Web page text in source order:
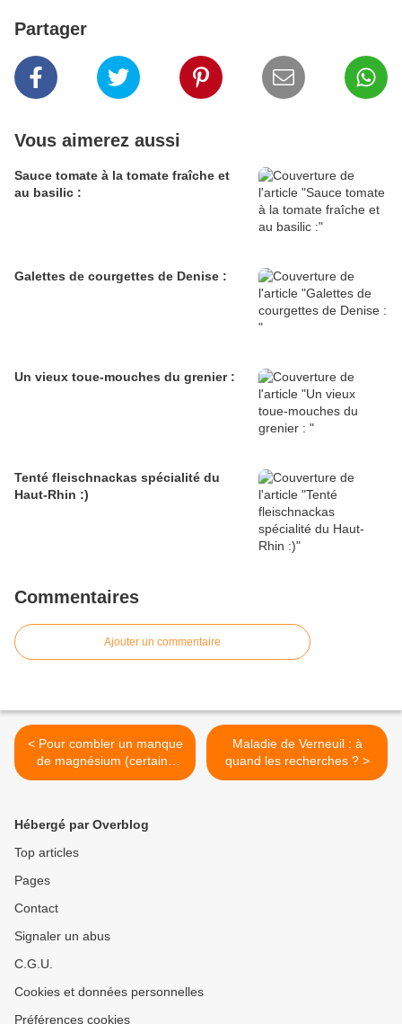
Partager
Vous aimerez aussi
Sauce tomate à la tomate fraîche et
au basilic :
Galettes de courgettes de Denise :
Un vieux toue-mouches du grenier :
Tenté fleischnackas spécialité du
Haut-Rhin :)
Commentaires
Ajouter un commentaire
< Pour combler un manque
de magnésium (certains
vertiges),
Maladie de Verneuil : à
quand les recherches ? >
Hébergé par Overblog
Top articles
Pages
Contact
Signaler un abus
C.G.U.
Cookies et données personnelles
Préférences cookies